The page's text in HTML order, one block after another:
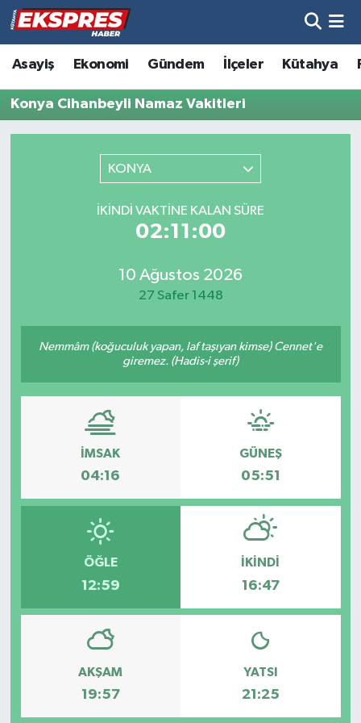
Asayiş Ekonomi Gündem İlçeler Kütahya
Konya Cihanbeyli Namaz Vakitleri
KONYA
İKINDI VAKTINE KALAN SÜRE
02:11:00
10 Ağustos 2026
27 Safer 1448
Nemmâm (koğuculuk yapan, laf taşıyan kimse) Cennet'e
giremez. (Hadis-i şerif)
İMSAK
04:16
GÜNEŞ
05:51
ÖĞLE
12:59
İKINDI
16:47
AKŞAM
19:57
YATSI
21:25
Altıntaş
Asayiş
Biyografiler
Çavdarhisar
Dumlupınar
Eğitim
Ekonomi
Foto Galeri
Gündem
Hisarcık
Hava Durumu
Trafik Durumu
Tüm Manşetler
Son Dakika Haberleri
Haber Arşivi